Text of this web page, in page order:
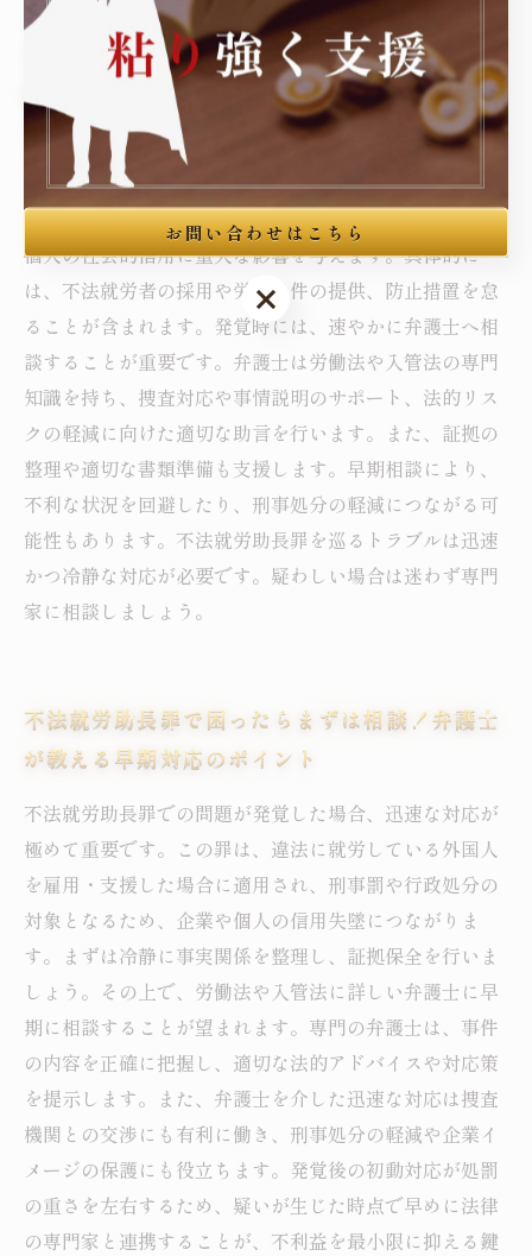
不法就労助長罪とは何か？基本知識と発覚時の
不法就労助長罪は、不法に就労する外国人を支援、また
は雇用する行為を禁止する日本の法律違反です。この罪
が発覚すると、刑事罰や行政処分の対象となり、企業や
個人の社会的信用に重大な影響を与えます。具体的に
は、不法就労者の採用や労働条件の提供、防止措置を怠
ることが含まれます。発覚時には、速やかに弁護士へ相
談することが重要です。弁護士は労働法や入管法の専門
知識を持ち、捜査対応や事情説明のサポート、法的リス
クの軽減に向けた適切な助言を行います。また、証拠の
整理や適切な書類準備も支援します。早期相談により、
不利な状況を回避したり、刑事処分の軽減につながる可
能性もあります。不法就労助長罪を巡るトラブルは迅速
かつ冷静な対応が必要です。疑わしい場合は迷わず専門
家に相談しましょう。
不法就労助長罪で困ったらまずは相談！弁護士
が教える早期対応のポイント
不法就労助長罪での問題が発覚した場合、迅速な対応が
極めて重要です。この罪は、違法に就労している外国人
を雇用・支援した場合に適用され、刑事罰や行政処分の
対象となるため、企業や個人の信用失墜につながりま
す。まずは冷静に事実関係を整理し、証拠保全を行いま
しょう。その上で、労働法や入管法に詳しい弁護士に早
期に相談することが望まれます。専門の弁護士は、事件
の内容を正確に把握し、適切な法的アドバイスや対応策
を提示します。また、弁護士を介した迅速な対応は捜査
機関との交渉にも有利に働き、刑事処分の軽減や企業イ
メージの保護にも役立ちます。発覚後の初動対応が処罰
の重さを左右するため、疑いが生じた時点で早めに法律
の専門家と連携することが、不利益を最小限に抑える鍵
お問い合わせはこちら
お問い合わせはこちら